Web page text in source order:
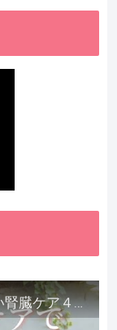
【毒出し】老廃物を身体に溜めない腎臓ケア４種をご紹介します。